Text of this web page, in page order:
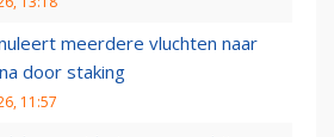
meerdere vluchten naar
door staking
11:57